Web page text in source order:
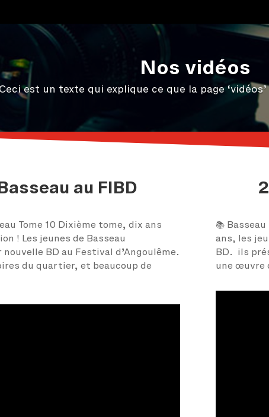
Nos vidéos
Ceci est un texte qui explique ce que la page
au FIBD
Tome 10 Dixième tome, dix ans
! Les jeunes de Basseau
BD au Festival d’Angoulême.
du quartier, et beaucoup de
📚
ans, les
BD. ils
une œuvre